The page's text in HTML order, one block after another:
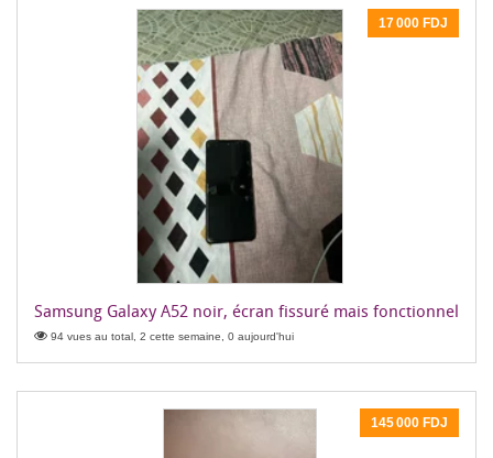
17 000 FDJ
Samsung Galaxy A52 noir, écran fissuré mais fonctionnel
94 vues au total, 2 cette semaine, 0 aujourd'hui
145 000 FDJ